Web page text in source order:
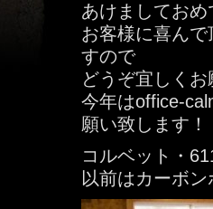
あけましてお
お客様に喜ん
すので
どうぞ宜しくお
今年はoffice-
願い致します！
コルベット・
以前はカーボ